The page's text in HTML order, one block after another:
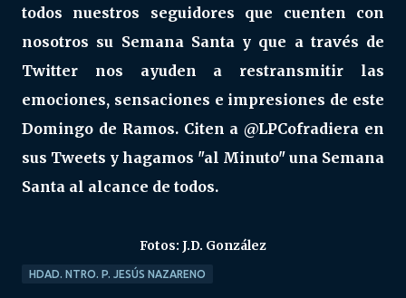
todos nuestros seguidores que cuenten con
nosotros su Semana Santa y que a través de
Twitter nos ayuden a restransmitir las
emociones, sensaciones e impresiones de este
Domingo de Ramos. Citen a @LPCofradiera en
sus Tweets y hagamos "al Minuto" una Semana
Santa al alcance de todos.
Fotos: J.D. González
HDAD. NTRO. P. JESÚS NAZARENO